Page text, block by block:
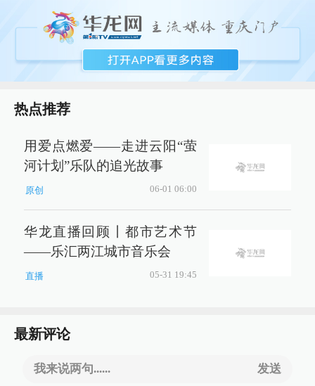
热点推荐
用爱点燃爱——走进云阳“萤
河计划”乐队的追光故事
原创 06-01 06:00
华龙直播回顾丨都市艺术节
——乐汇两江城市音乐会
直播 05-31 19:45
最新评论
我来说两句...... 发送